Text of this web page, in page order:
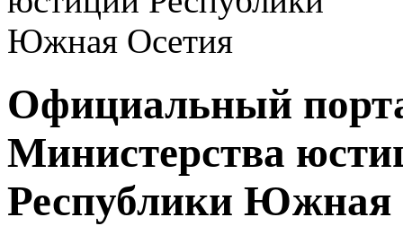
Официальный
Министерства
Республики Южная